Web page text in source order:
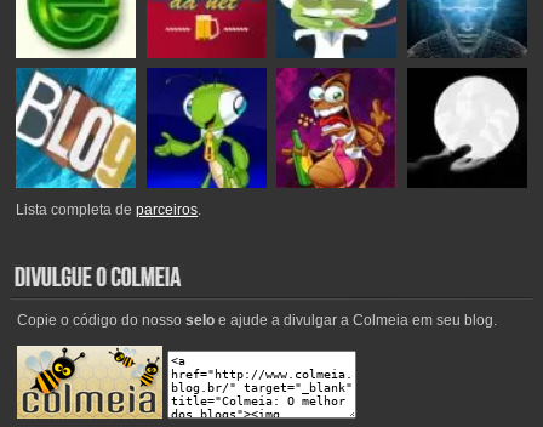
Lista completa deparceiros.
Copie o código do nosso seloe ajude a divulgar a Colmeia em seu blog.